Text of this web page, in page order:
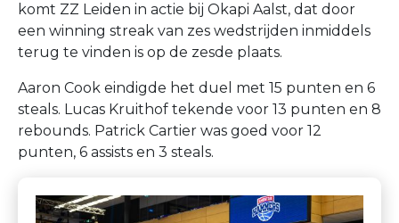
komt ZZ Leiden in actie bij Okapi Aalst, dat door
een winning streak van zes wedstrijden inmiddels
terug te vinden is op de zesde plaats.
Aaron Cook eindigde het duel met 15 punten en 6
steals. Lucas Kruithof tekende voor 13 punten en 8
rebounds. Patrick Cartier was goed voor 12
punten, 6 assists en 3 steals.